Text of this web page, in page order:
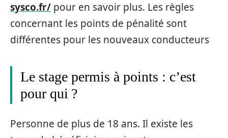
sysco.fr/ pour en savoir plus. Les règles
concernant les points de pénalité sont
différentes pour les nouveaux conducteurs
Le stage permis à points : c’est
pour qui ?
Personne de plus de 18 ans. Il existe les